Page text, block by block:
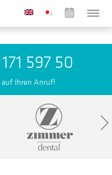
597 50
Ihren Anruf!